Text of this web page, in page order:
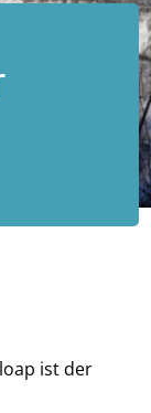
ist der